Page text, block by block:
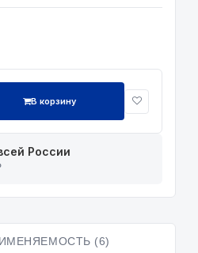
В корзину
России
(6)